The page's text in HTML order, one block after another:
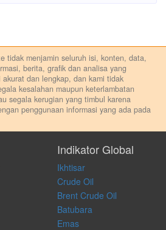
tidak menjamin seluruh isi, konten, data,
berita, grafik dan analisa yang
dan lengkap, dan kami tidak
kesalahan maupun keterlambatan
segala kerugian yang timbul karena
penggunaan informasi yang ada pada
anjuran, saran, rekomendasi untuk
aktivitas lain yang terkait dengan
dan kami tidak bertanggung jawab
dilakukan dalam kondisi dan situasi
secara langsung maupun tidak
ini.
Indikator Global
Ikhtisar
Crude Oil
Brent Crude Oil
Batubara
Emas